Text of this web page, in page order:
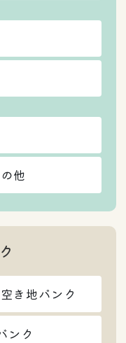
他
き地バンク
ンク